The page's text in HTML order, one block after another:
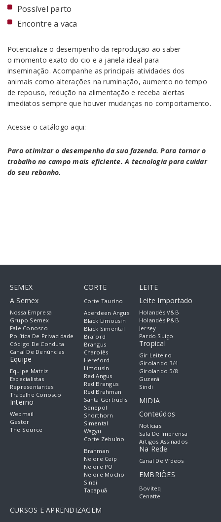
Possível parto
Encontre a vaca
Potencialize o desempenho da reprodução ao saber
o momento exato do cio e a janela ideal para
inseminação. Acompanhe as principais atividades dos
animais como alterações na ruminação, aumento no tempo
de repouso, redução na alimentação e receba alertas
imediatos sempre que houver mudanças no comportamento.
Acesse o catálogo aqui:
Para otimizar o desempenho da sua fazenda. Para tornar o
trabalho no campo mais eficiente. A tecnologia para cuidar
do seu rebanho.
SEMEX
A Semex
Nossa Empresa
Grupo Semex
Fale Conosco
Política De Privacidade
Código De Conduta
Canal De Denúncias
Equipe
Equipe Matriz
Especialistas
Representantes
Trabalhe Conosco
Interno
Webmail
Gestor
The Source
CORTE
Corte Taurino
Aberdeen Angus
Black Limousin
Black Simental
Braford
Brangus
Charolês
Hereford
Limousin
Red Angus
Red Brangus
Red Brahman
Santa Gertrudis
Senepol
Shorthorn
Simental
Wagyu
Corte Zebuíno
Brahman
Nelore Ceip
Nelore PO
Nelore Mocho
Sindi
Tabapuã
LEITE
Leite Importado
Holandês V&B
Holandês P&B
Jersey
Pardo Suiço
Tropical
Gir Leiteiro
Girolando 3/4
Girolando 5/8
Guzerá
Sindi
MIDIA
Conteúdos
Notícias
Sala De Imprensa
Artigos Assinados
Na Rede
Canal De Vídeos
EMBRIÕES
Boviteq
Cenatte
CURSOS E APRENDIZAGEM